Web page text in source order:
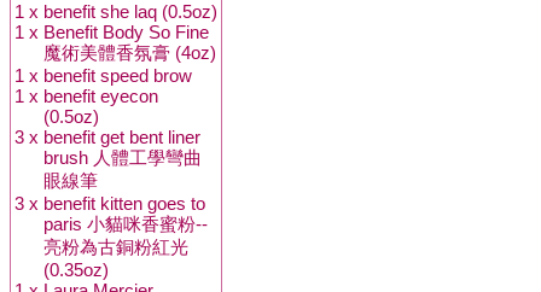
1 x benefit she laq (0.5oz)
1 x Benefit Body So Fine
魔術美體香氛膏 (4oz)
1 x benefit speed brow
1 x benefit eyecon
(0.5oz)
3 x benefit get bent liner
brush 人體工學彎曲
眼線筆
3 x benefit kitten goes to
paris 小貓咪香蜜粉--
亮粉為古銅粉紅光
(0.35oz)